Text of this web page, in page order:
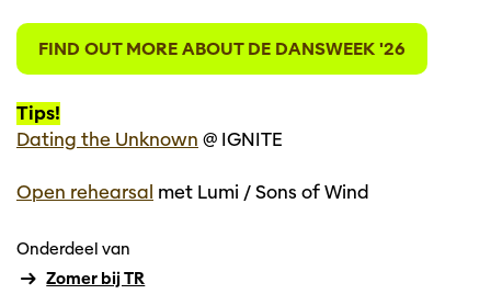
FIND OUT MORE ABOUT DE DANSWEEK '26
Tips!
Dating the Unknown @ IGNITE
Open rehearsal met Lumi / Sons of Wind
Onderdeel van
Zomer bij TR